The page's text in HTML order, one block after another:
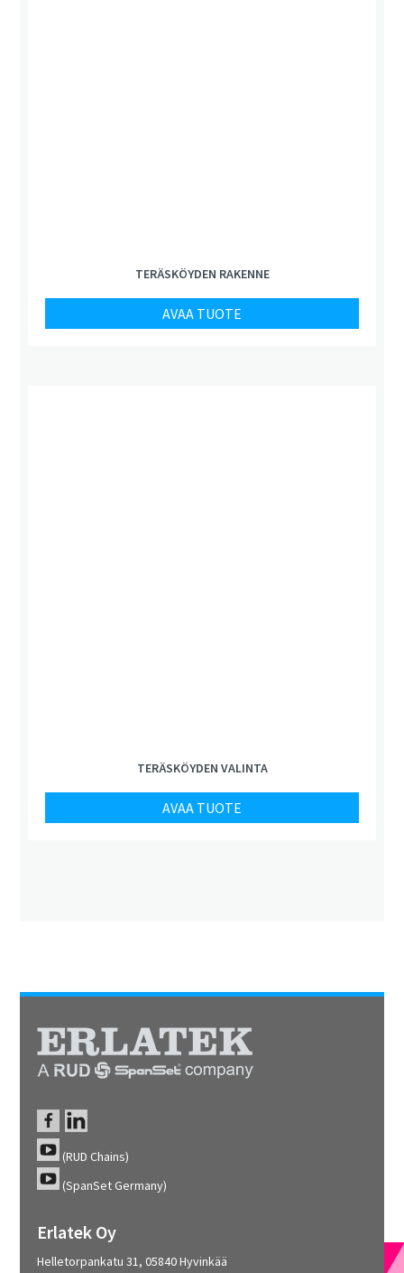
TERÄSKÖYDEN RAKENNE
AVAA TUOTE
TERÄSKÖYDEN VALINTA
AVAA TUOTE
(RUD Chains)
(SpanSet Germany)
Erlatek Oy
Helletorpankatu 31, 05840 Hyvinkää